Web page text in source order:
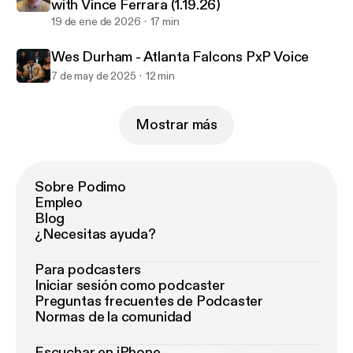
with Vince Ferrara (1.19.26)
19 de ene de 2026 17 min
Wes Durham - Atlanta Falcons PxP Voice
7 de may de 2025 12 min
Mostrar más
Sobre Podimo
Empleo
Blog
¿Necesitas ayuda?
Para podcasters
Iniciar sesión como podcaster
Preguntas frecuentes de Podcaster
Normas de la comunidad